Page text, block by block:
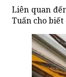
Liên quan
Tuấn cho